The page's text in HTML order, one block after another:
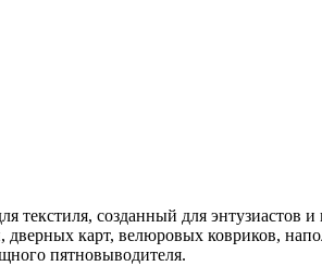
созданный для энтузиастов
дверных карт, велюровых ковриков,
пятновыводителя.